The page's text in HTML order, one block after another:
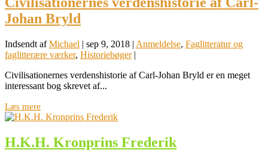
Johan Bryld
Indsendt afMichael | sep 9, 2018 | Anmeldelse, Faglitteratur og
faglitterære værker, Historiebøger|
Civilisationernes verdenshistorie af Carl-Johan Bryld er en meget
interessant bog skrevet af...
Læs mere
H.K.H. Kronprins Frederik